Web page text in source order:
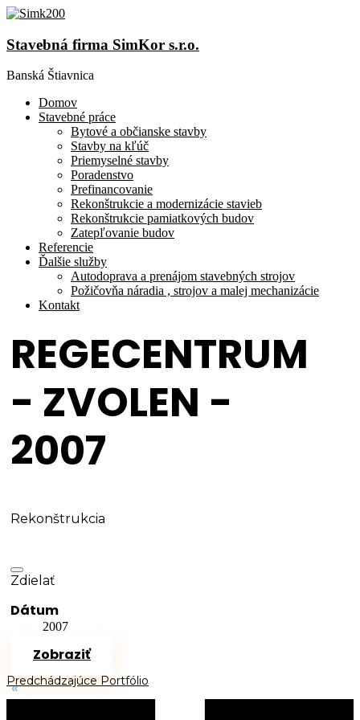
Stavebná firma SimKor s.r.o.
Banská Štiavnica
Domov
Stavebné práce
Bytové a občianske stavby
Stavby na kľúč
Priemyselné stavby
Poradenstvo
Prefinancovanie
Rekonštrukcie a modernizácie stavieb
Rekonštrukcie pamiatkových budov
Zatepľovanie budov
Referencie
Ďalšie služby
Autodoprava a prenájom stavebných strojov
Požičovňa náradia , strojov a malej mechanizácie
Kontakt
REGECENTRUM
- ZVOLEN -
2007
Rekonštrukcia
Zdielať
Dátum
2007
Zobraziť
Predchádzajúce Portfólio